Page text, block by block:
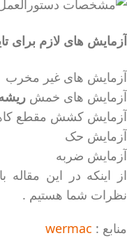
آزمایش های لازم
آزمایش های غیر مخرب
آزمایش های خمش
آزمایش کشش مقطع
آزمایش حک
آزمایش ضربه
از اینکه در این مقاله
نظرات شما هستیم .
منابع : wermac